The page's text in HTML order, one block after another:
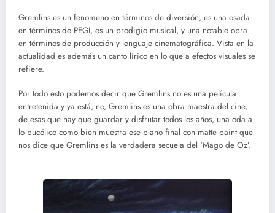
Gremlins es un fenomeno en términos de diversión, es una osada
en términos de PEGI, es un prodigio musical, y una notable obra
en términos de producción y lenguaje cinematográfica. Vista en la
actualidad es además un canto lírico en lo que a efectos visuales se
refiere.
Por todo esto podemos decir que Gremlins no es una película
entretenida y ya está, no, Gremlins es una obra maestra del cine,
de esas que hay que guardar y disfrutar todos los años, una oda a
lo bucólico como bien muestra ese plano final con matte paint que
nos dice que Gremlins es la verdadera secuela del ‘Mago de Oz’.